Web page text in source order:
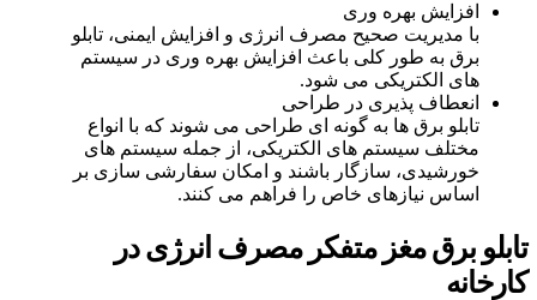
افزایش بهره وری
با مدیریت صحیح مصرف انرژی و افزایش ایمنی، تابلو
برق به طور کلی باعث افزایش بهره وری در سیستم
های الکتریکی می شود.
انعطاف پذیری در طراحی
تابلو برق ها به گونه ای طراحی می شوند که با انواع
مختلف سیستم های الکتریکی، از جمله سیستم های
خورشیدی، سازگار باشند و امکان سفارشی سازی بر
اساس نیازهای خاص را فراهم می کنند.
تابلو برق مغز متفکر مصرف انرژی در
کارخانه